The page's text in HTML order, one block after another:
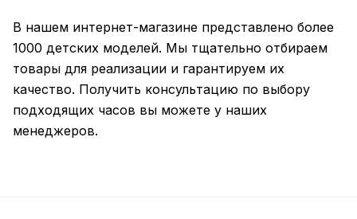
В нашем интернет-магазине представлено более
1000 детских моделей. Мы тщательно отбираем
товары для реализации и гарантируем их
качество. Получить консультацию по выбору
подходящих часов вы можете у наших
менеджеров.